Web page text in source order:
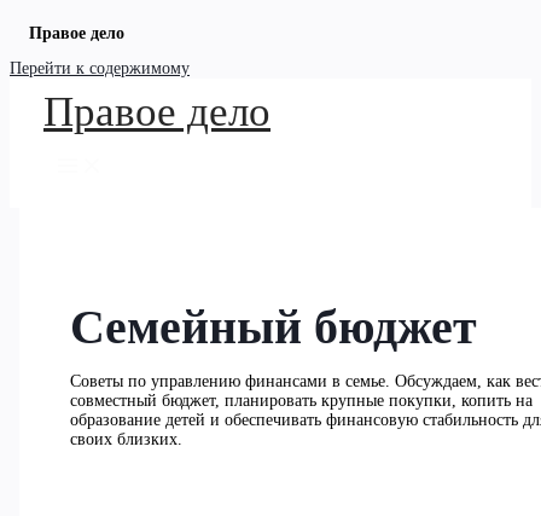
Правое дело
Перейти к содержимому
Правое дело
Семейный бюджет
Советы по управлению финансами в семье. Обсуждаем, как
совместный бюджет, планировать крупные покупки, копить на
образование детей и обеспечивать финансовую стабильность
своих близких.